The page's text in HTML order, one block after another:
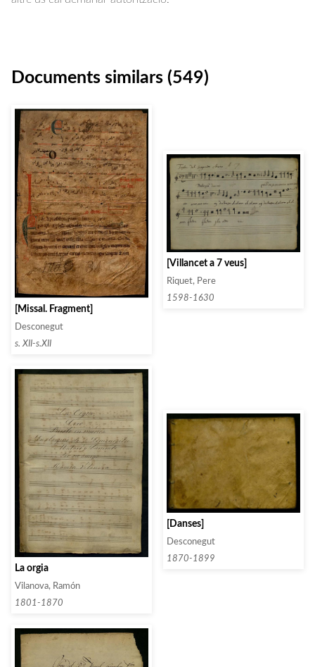
Documents similars (549)
[Missal. Fragment]
Desconegut
s. XII-s.XII
[Villancet a 7 veus]
Riquet, Pere
1598-1630
La orgia
Vilanova, Ramón
1801-1870
[Danses]
Desconegut
1870-1899